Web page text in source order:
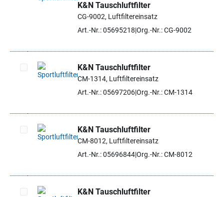
Artikel auswählen
K&N Tauschluftfilter
CG-9002, Luftfiltereinsatz
Art.-Nr.: 05695218 Org.-Nr.: CG-9002
Artikel auswählen
K&N Tauschluftfilter
CM-1314, Luftfiltereinsatz
Art.-Nr.: 05697206Org.-Nr.: CM-1314
Artikel auswählen
K&N Tauschluftfilter
CM-8012, Luftfiltereinsatz
Art.-Nr.: 05696844Org.-Nr.: CM-8012
K&N Tauschluftfilter